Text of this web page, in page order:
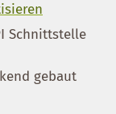
Schnittstelle
gebaut